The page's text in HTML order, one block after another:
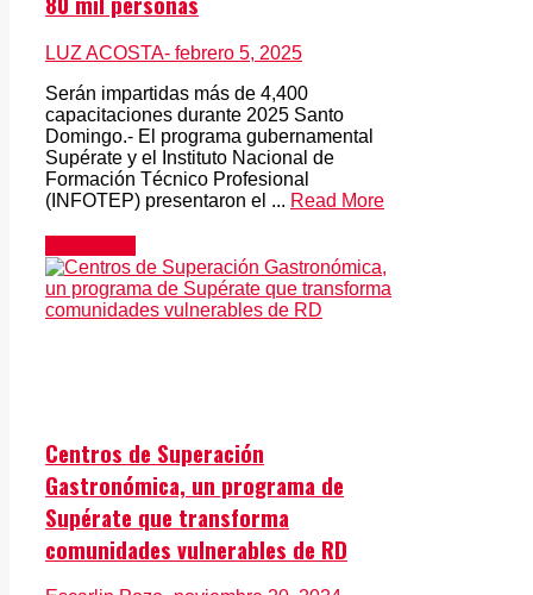
LUZ ACOSTA- febrero 5, 2025
Serán impartidas más de 4,400
capacitaciones durante 2025 Santo
Domingo.- El programa gubernamental
Supérate y el Instituto Nacional de
Formación Técnico Profesional
(INFOTEP) presentaron el ... Read More
Centros de Superación
Gastronómica, un programa de
Supérate que transforma
comunidades vulnerables de RD